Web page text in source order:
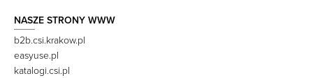
NASZE STRONY WWW
b2b.csi.krakow.pl
easyuse.pl
katalogi.csi.pl